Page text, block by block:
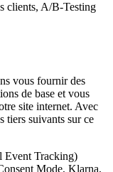
clients, A/B-Testing
vous fournir des
de base et vous
site internet. Avec
tiers suivants sur ce
Event Tracking)
Mode, Klarna,